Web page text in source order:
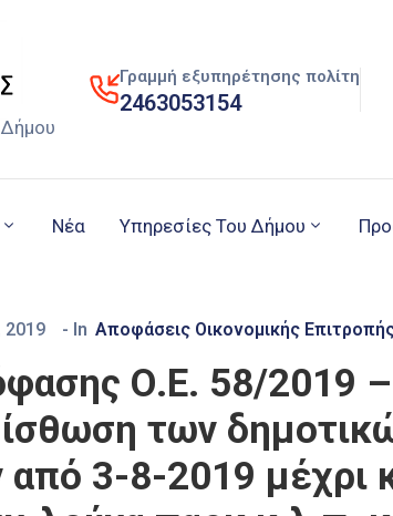
Γραμμή εξυπηρέτησης πολίτη
2463053154
Νέα Υπηρεσίες Του Δήμου
2019 - In Αποφάσεις Οικονομικής
Ο.Ε. 58/2019 –
των
3-8-2019 μέχρι